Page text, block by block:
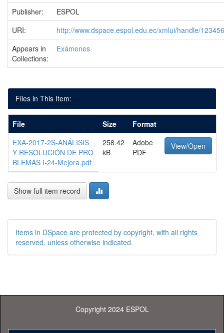
Publisher:
ESPOL
URI:
http://www.dspace.espol.edu.ec/xmlui/handle/
Appears in
Collections:
Exámenes
Files in This Item:
File Size
Format
EXA-2017-2S-ANÁLISIS
Y RESOLUCIÓN DE PRO
BLEMAS I-24-Mejora.pdf
258.42
kB
Adobe
PDF
View/Open
Show full item record
Items in DSpace are protected by copyright, with all rights
reserved, unless otherwise indicated.
Copyright 2024 ESPOL